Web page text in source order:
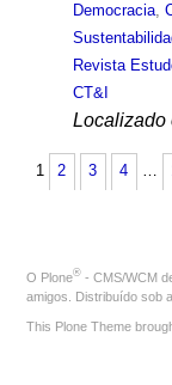
Democracia,
Revista
CT&I
Localizado
1 2 3 4 …
O Plone® - CMS/WCM
amigos. Distribuído sob a
This Plone Theme